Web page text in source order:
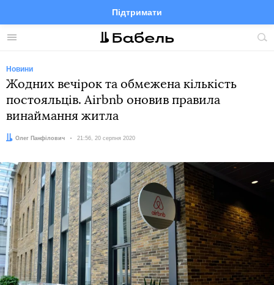
Меню
Підтримати
FacebookTelegramTwitter
Новини
Жодних вечірок та обмежена кількість
постояльців. Airbnb оновив правила
винаймання житла
Автор:
Олег Панфілович Дата:
21:56, 20 серпня 2020